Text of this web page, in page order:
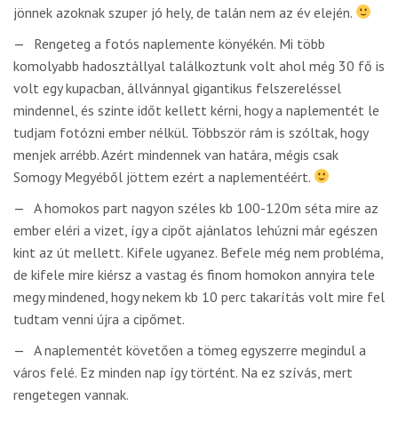
jönnek azoknak szuper jó hely, de talán nem az év elején.
Rengeteg a fotós naplemente könyékén. Mi több
komolyabb hadosztállyal találkoztunk volt ahol még 30 fő is
volt egy kupacban, állvánnyal gigantikus felszereléssel
mindennel, és szinte időt kellett kérni, hogy a naplementét le
tudjam fotózni ember nélkül. Többször rám is szóltak, hogy
menjek arrébb. Azért mindennek van határa, mégis csak
Somogy Megyéből jöttem ezért a naplementéért.
A homokos part nagyon széles kb 100-120m séta mire az
ember eléri a vizet, így a cipőt ajánlatos lehúzni már egészen
kint az út mellett. Kifele ugyanez. Befele még nem probléma,
de kifele mire kiérsz a vastag és finom homokon annyira tele
megy mindened, hogy nekem kb 10 perc takarítás volt mire fel
tudtam venni újra a cipőmet.
A naplementét követően a tömeg egyszerre megindul a
város felé. Ez minden nap így történt. Na ez szívás, mert
rengetegen vannak.